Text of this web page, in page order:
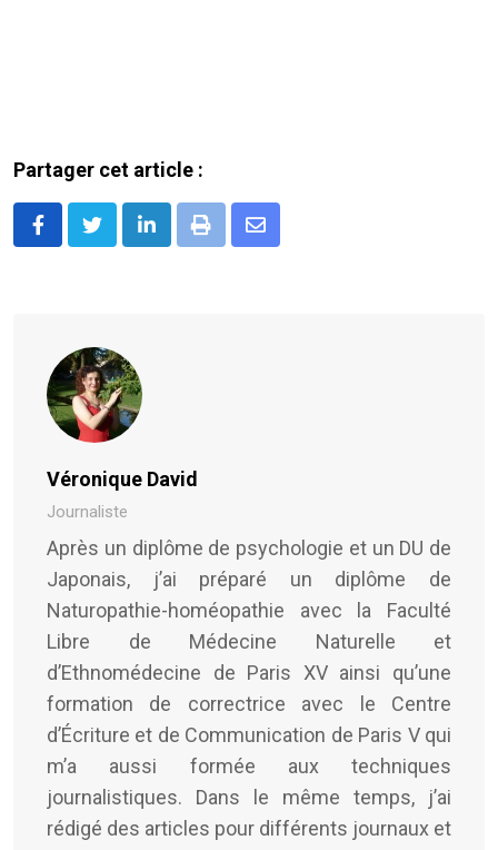
Partager cet article :
LinkedInPrint
Share
Véronique David
Journaliste
Après un diplôme de psychologie et un DU de
Japonais, j’ai préparé un diplôme de
Naturopathie-homéopathie avec la Faculté
Libre de Médecine Naturelle et
d’Ethnomédecine de Paris XV ainsi qu’une
formation de correctrice avec le Centre
d’Écriture et de Communication de Paris V qui
m’a aussi formée aux techniques
journalistiques. Dans le même temps, j’ai
rédigé des articles pour différents journaux et